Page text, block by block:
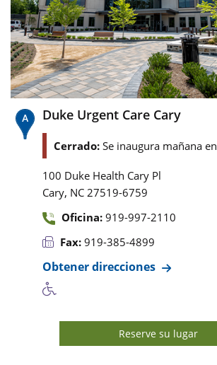
Duke Urgent Care Cary
Cerrado: Se inaugura mañana
100 Duke Health Cary Pl
Cary, NC 27519-6759
Oficina: 919-997-2110
Fax: 919-385-4899
Obtener direcciones
Reserve su lugar